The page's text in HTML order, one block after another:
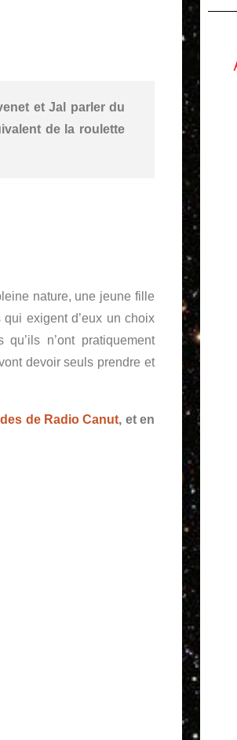
et Jal parler du
de la roulette
nature, une jeune fille
exigent d’eux un choix
qu’ils n’ont pratiquement
devoir seuls prendre et
de Radio Canut, et en